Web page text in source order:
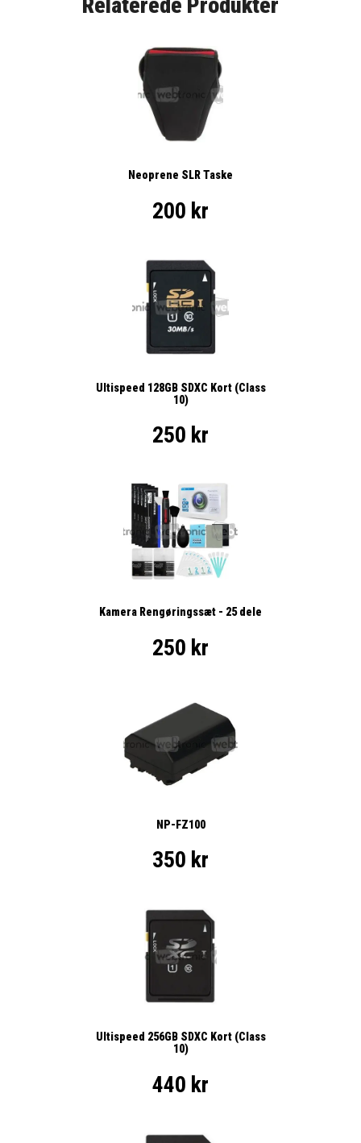
Relaterede Produkter
Neoprene SLR Taske
200 kr
Ultispeed 128GB SDXC Kort (Class
10)
250 kr
Kamera Rengøringssæt - 25 dele
250 kr
NP-FZ100
350 kr
Ultispeed 256GB SDXC Kort (Class
10)
440 kr